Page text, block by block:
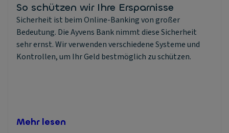
So schützen wir Ihre Ersparnisse
Sicherheit ist beim Online-Banking von großer
Bedeutung. Die Ayvens Bank nimmt diese Sicherheit
sehr ernst. Wir verwenden verschiedene Systeme und
Kontrollen, um Ihr Geld bestmöglich zu schützen.
Mehr lesen